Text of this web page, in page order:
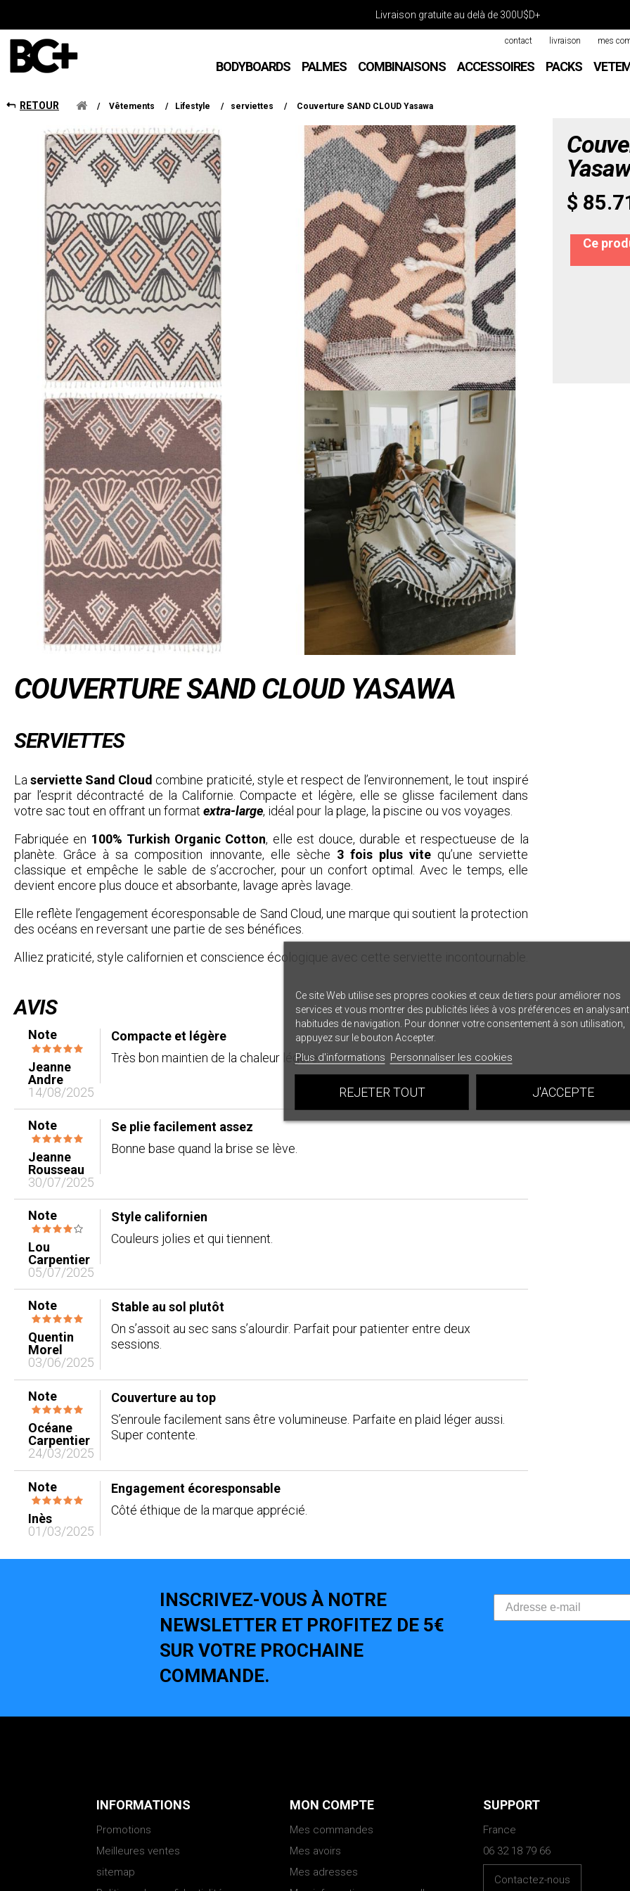
Livraison gratuite au delà de 300U$D+
BODYBOARDS PALMES COMBINAISONS ACCESSOIRES PACKS
contact livraison mes
RETOUR / Vêtements / Lifestyle / serviettes / Couverture SAND CLOUD Yasawa
COUVERTURE SAND CLOUD YASAWA
SERVIETTES
Laserviette Sand Cloud combine praticité, style et respect de l’environnement, le tout inspiré
par l’esprit décontracté de la Californie. Compacte et légère, elle se glisse facilement dans
votre sac tout en offrant un format extra-large, idéal pour la plage, la piscine ou vos voyages.
Fabriquée en 100% Turkish Organic Cotton, elle est douce, durable et respectueuse de la
planète. Grâce à sa composition innovante, elle sèche 3 fois plus vite qu’une serviette
classique et empêche le sable de s’accrocher, pour un confort optimal. Avec le temps, elle
devient encore plus douce et absorbante, lavage après lavage.
Elle reflète l’engagement écoresponsable de Sand Cloud, une marque qui soutient la protection
des océans en reversant une partie de ses bénéfices.
Alliez praticité, style californien et conscience écologique avec cette serviette incontournable.
AVIS
Note
Jeanne
Andre
14/08/2025
Compacte et légère
Très bon maintien de la chaleur légère.
Note
Jeanne
Rousseau
30/07/2025
Se plie facilement assez
Bonne base quand la brise se lève.
Note
Lou
Carpentier
05/07/2025
Style californien
Couleurs jolies et qui tiennent.
Note
Quentin
Morel
03/06/2025
Stable au sol plutôt
On s’assoit au sec sans s’alourdir. Parfait pour patienter entre deux
sessions.
Note
Océane
Carpentier
24/03/2025
Couverture au top
S’enroule facilement sans être volumineuse. Parfaite en plaid léger aussi.
Super contente.
Note
Inès
01/03/2025
Engagement écoresponsable
Côté éthique de la marque apprécié.
$
Ce
INSCRIVEZ-VOUS À NOTRE
NEWSLETTER ET PROFITEZ DE 5€
SUR VOTRE PROCHAINE
COMMANDE.
INFORMATIONS
Promotions
Meilleures ventes
sitemap
MON COMPTE
Mes commandes
Mes avoirs
Mes adresses
SUPPORT
France
06 32 18 79 66
Contactez-nous
Ce site Web utilise ses propres cookies et ceux de tiers pour améliorer nos
services et vous montrer des publicités liées à vos préférences en
habitudes de navigation. Pour donner votre consentement à son utilisation,
appuyez sur le bouton Accepter.
Plus d'informations Personnaliser les cookies
REJETER TOUT J'ACCEPTE